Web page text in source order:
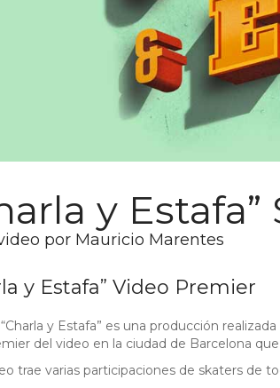
y
por Mauricio Marentes
y Estafa” Video Premier
y Estafa” es una producción
del video en la ciudad de Barcelona
trae varias participaciones de skaters de